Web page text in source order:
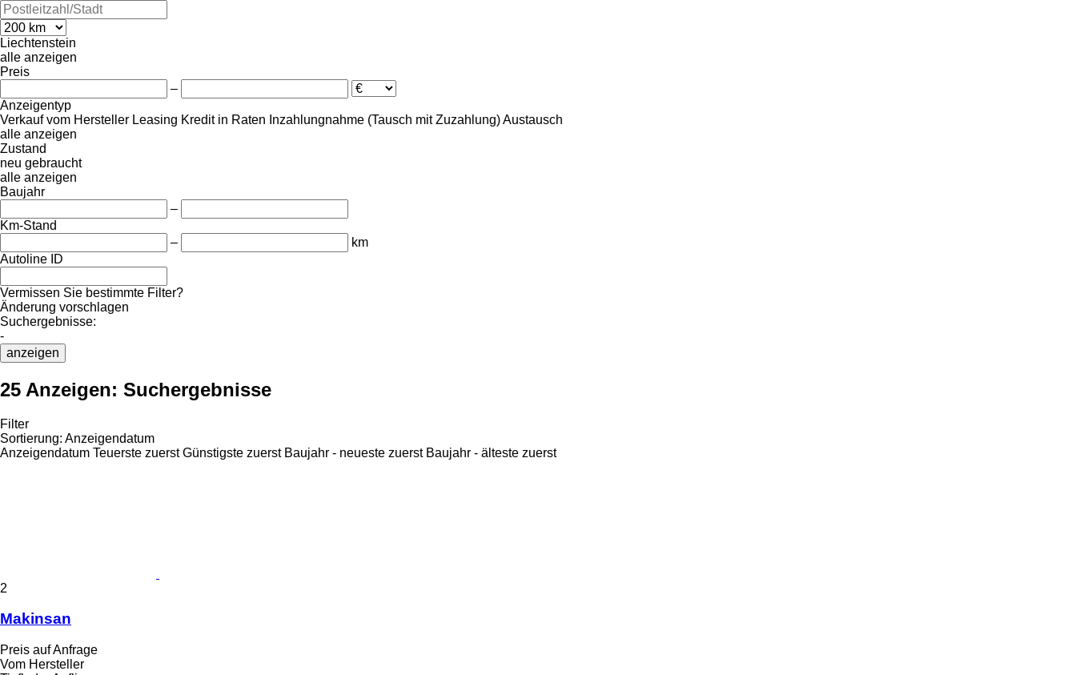
Liechtenstein
alle anzeigen
Preis
–
Anzeigentyp
Verkauf vom Hersteller Leasing Kredit in Raten Inzahlungnahme (Tausch mit Zuzahlung)Austausch
alle anzeigen
Zustand
neu gebraucht
alle anzeigen
Baujahr
–
Km-Stand
–
km
Autoline ID
Vermissen Sie bestimmte Filter?
Änderung vorschlagen
Suchergebnisse:
-
anzeigen
25 Anzeigen: Suchergebnisse
Filter
Sortierung: Anzeigendatum
Anzeigendatum Teuerste zuerst Günstigste zuerst Baujahr - neueste zuerst Baujahr - älteste zuerst
2
Makinsan
Preis auf Anfrage
Vom Hersteller